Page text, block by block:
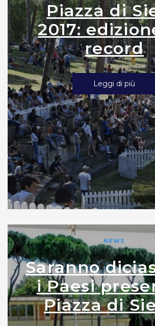
Piazza di
2017:
record
Leggi di più
NEWS
Saranno
i Paesi
Piazza di